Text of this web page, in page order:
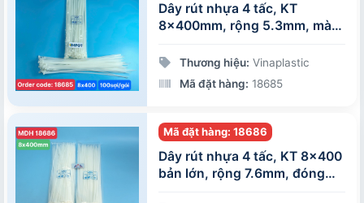
Dây rút nhựa 4 tấc, KT
8x400mm, rộng 5.3mm, màu
Thương hiệu: Vinaplastic
Mã đặt hàng: 18685
Mã đặt hàng: 18686
Dây rút nhựa 4 tấc, KT 8x400
bản lớn, rộng 7.6mm, đóng